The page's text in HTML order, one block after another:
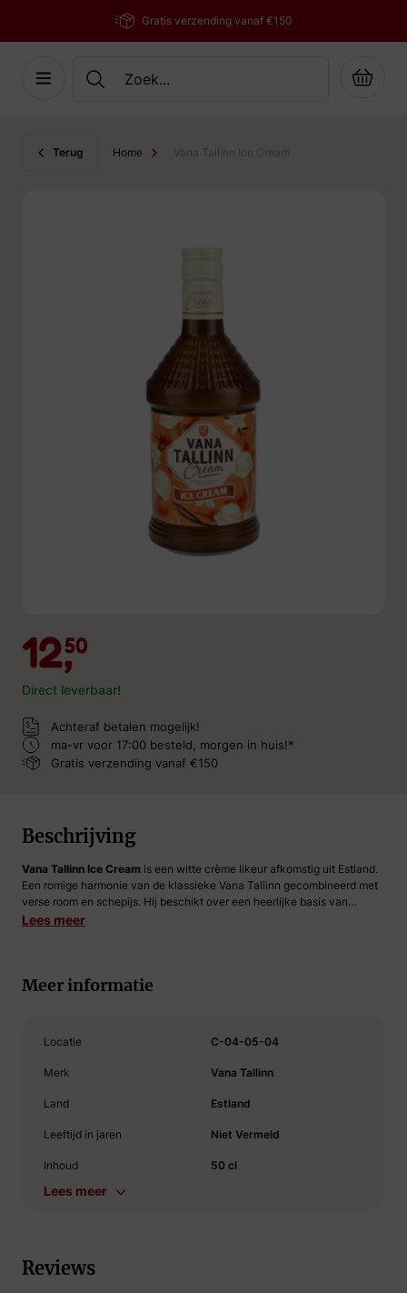
Gratis verzending vanaf €150
Cart
Terug Home Vana Tallinn Ice Cream
12,50
Direct leverbaar!
Achteraf betalen mogelijk!
ma-vr voor 17:00 besteld, morgen in huis!*
Gratis verzending vanaf €150
Beschrijving
Vana Tallinn Ice Cream is een witte crème likeur afkomstig uit Estland.
Een romige harmonie van de klassieke Vana Tallinn gecombineerd met
verse room en schepijs. Hij beschikt over een heerlijke basis van
zijdezachte vanille die romig op de tong ligt. Onderbouwd door diverse
Lees meer
Meer informatie
Locatie C-04-05-04
Merk Vana Tallinn
Land Estland
Leeftijd in jaren Niet Vermeld
Inhoud 50 cl
Lees meer
Reviews